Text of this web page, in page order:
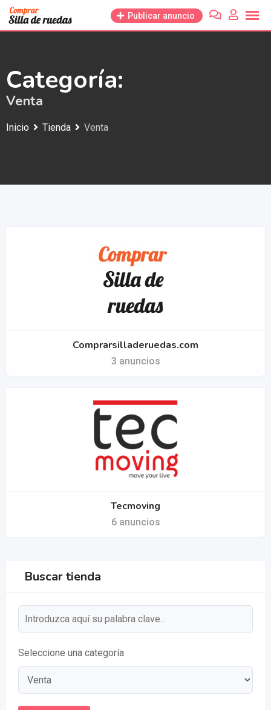
Saltar
Publicar anuncio
Categoría:
Venta
Inicio Tienda Venta
Comprarsilladeruedas.com
3 anuncios
Tecmoving
6 anuncios
Buscar tienda
Seleccione una categoría